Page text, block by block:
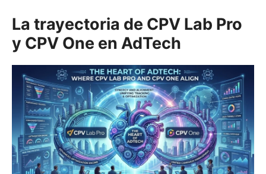
La trayectoria de CPV Lab Pro
y CPV One en AdTech